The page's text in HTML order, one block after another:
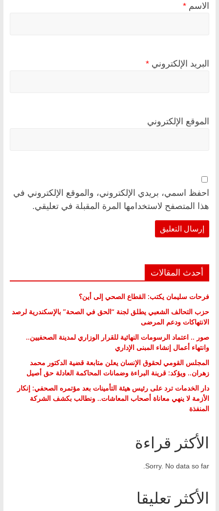
الاسم *
البريد الإلكتروني *
الموقع الإلكتروني
احفظ اسمي، بريدي الإلكتروني، والموقع الإلكتروني في
هذا المتصفح لاستخدامها المرة المقبلة في تعليقي.
أحدث المقالات
فرحات سليمان يكتب: القطاع الصحي إلى أين؟
حزب التحالف الشعبي يطلق لجنة “الحق في الصحة” بالإسكندرية لرصد
الانتهاكات ودعم المرضى
صور .. اعتماد الرسومات النهائية للقرار الوزاري لمدينة الصحفيين..
وانتهاء أعمال إنشاء المبنى الإداري
المجلس القومي لحقوق الإنسان يعلن متابعة قضية الدكتور محمد
زهران.. ويؤكد: قرينة البراءة وضمانات المحاكمة العادلة حق أصيل
دار الخدمات ترد على رئيس هيئة التأمينات بعد مؤتمره الصحفي: إنكار
الأزمة لا ينهي معاناة أصحاب المعاشات.. ونطالب بكشف الشركة
المنفذة
الأكثر قراءة
Sorry. No data so far.
الأكثر تعليقا